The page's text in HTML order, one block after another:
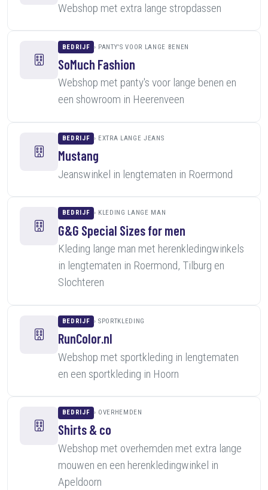
Webshop met extra lange stropdassen
BEDRIJF PANTY'S VOOR LANGE BENEN
SoMuch Fashion
Webshop met panty's voor lange benen en
een showroom in Heerenveen
BEDRIJF EXTRA LANGE JEANS
Mustang
Jeanswinkel in lengtematen in Roermond
BEDRIJF KLEDING LANGE MAN
G&G Special Sizes for men
Kleding lange man met herenkledingwinkels
in lengtematen in Roermond, Tilburg en
Slochteren
BEDRIJF SPORTKLEDING
RunColor.nl
Webshop met sportkleding in lengtematen
en een sportkleding in Hoorn
BEDRIJF OVERHEMDEN
Shirts & co
Webshop met overhemden met extra lange
mouwen en een herenkledingwinkel in
Apeldoorn